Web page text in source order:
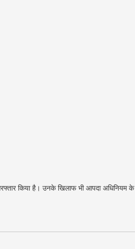
किया है। उनके खिलाफ भी आपदा अधिनियम के